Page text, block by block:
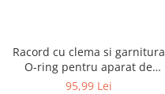
Telefoane Mobile & accesorii
Wearable & Gadgeturi
Racord cu clema si garnitura
O-ring pentru aparat de
spalat cu presiune, KARCHER
95,99 Lei